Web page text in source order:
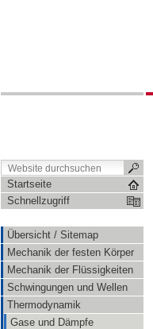
Startseite
Schnellzugriff
Übersicht / Sitemap
Mechanik der festen Körper
Mechanik der Flüssigkeiten
Schwingungen und Wellen
Thermodynamik
Gase und Dämpfe